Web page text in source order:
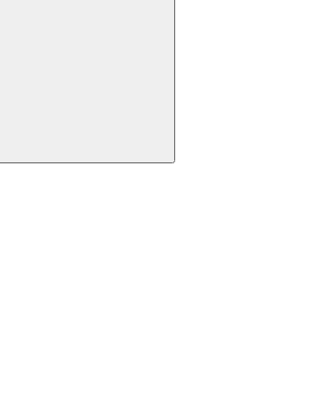
Buscar